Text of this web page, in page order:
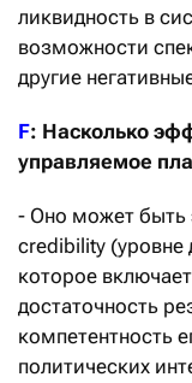
ликвидность в
возможности
другие
F: Насколько
управляемое
- Оно может быть
credibility (уровне
которое
достаточность
компетентность
политических